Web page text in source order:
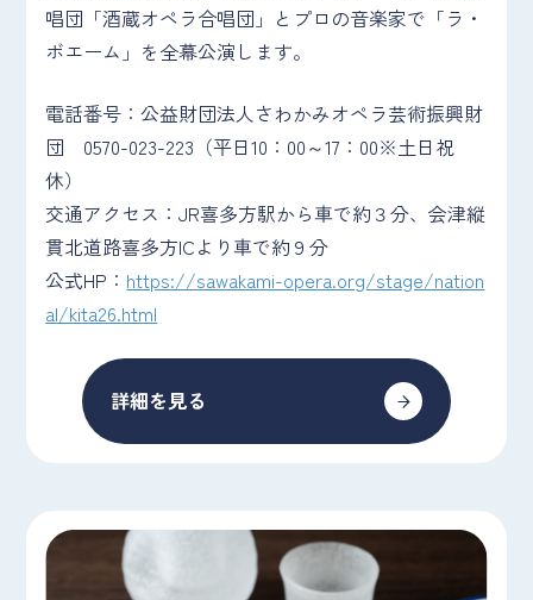
唱団「酒蔵オペラ合唱団」とプロの音楽家で「ラ・
ボエーム」を全幕公演します。
電話番号：公益財団法人さわかみオペラ芸術振興財
団 0570-023-223（平日10：00～17：00※土日祝
休）
交通アクセス：JR喜多方駅から車で約３分、会津縦
貫北道路喜多方ICより車で約９分
公式HP： https://sawakami-opera.org/stage/nation
al/kita26.html
詳細を見る